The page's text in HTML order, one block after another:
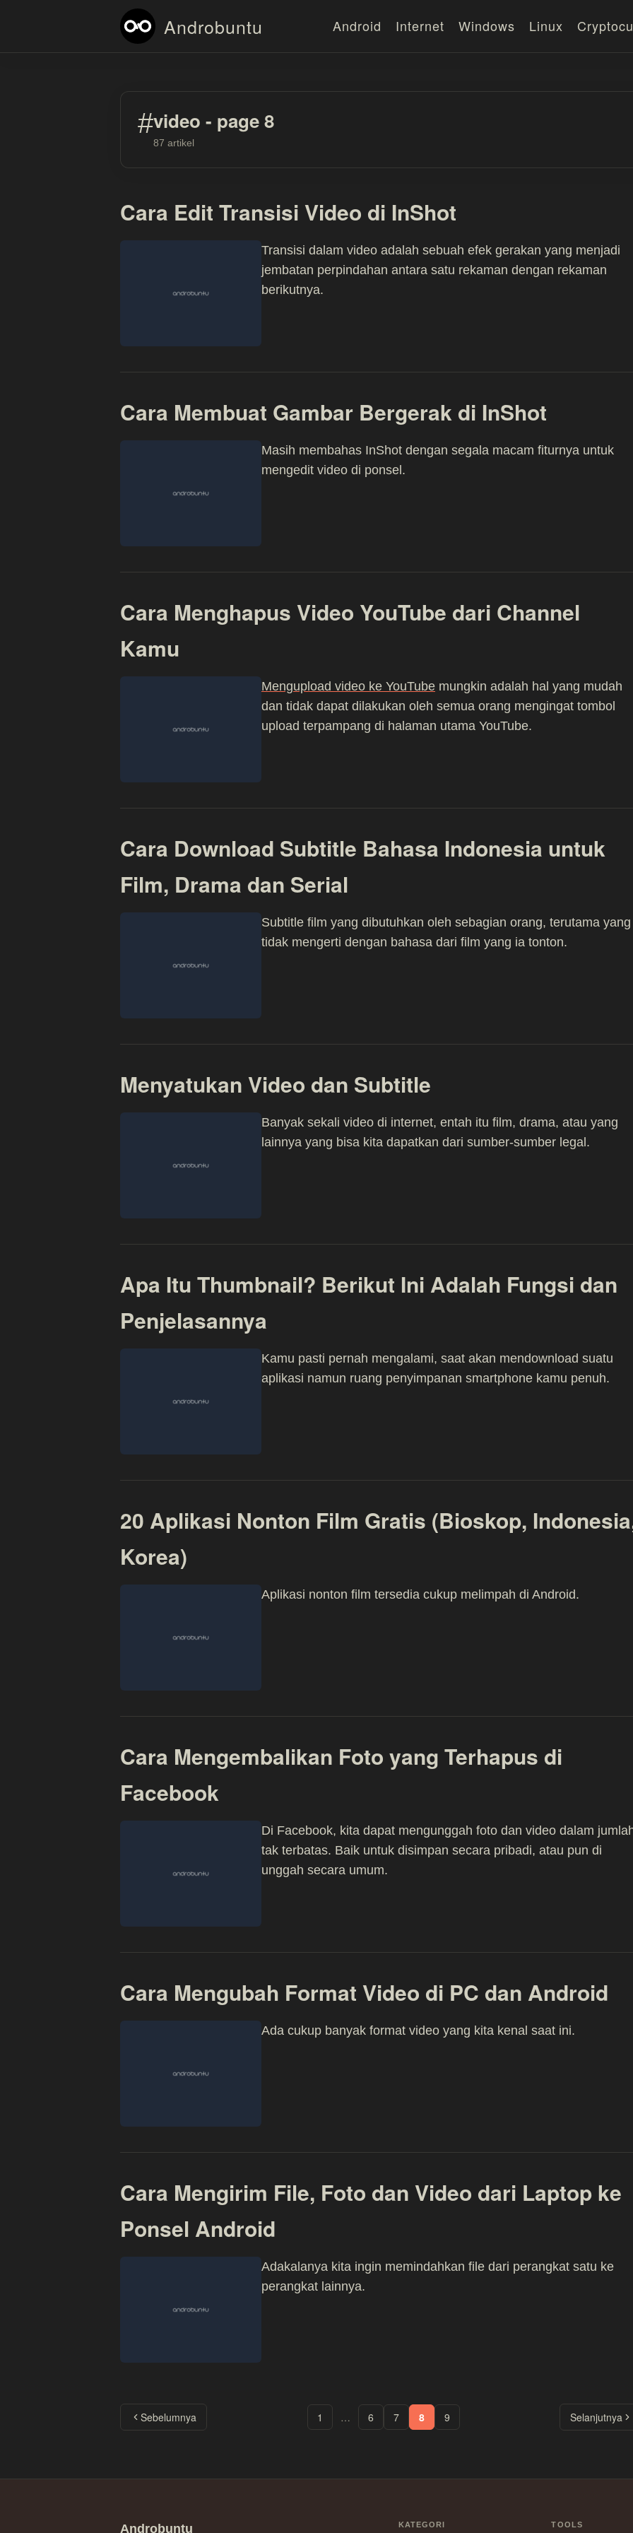
Androbuntu Android Internet Windows Linux
#video - page 8
87 artikel
Cara Edit Transisi Video di InShot
Transisi dalam video adalah sebuah efek gerakan yang menjadi
jembatan perpindahan antara satu rekaman dengan rekaman
berikutnya.
Cara Membuat Gambar Bergerak di InShot
Masih membahas InShot dengan segala macam fiturnya untuk
mengedit video di ponsel.
Cara Menghapus Video YouTube dari Channel
Kamu
Mengupload video ke YouTube mungkin adalah hal yang mudah
dan tidak dapat dilakukan oleh semua orang mengingat tombol
upload terpampang di halaman utama YouTube.
Cara Download Subtitle Bahasa Indonesia untuk
Film, Drama dan Serial
Subtitle film yang dibutuhkan oleh sebagian orang, terutama yang
tidak mengerti dengan bahasa dari film yang ia tonton.
Menyatukan Video dan Subtitle
Banyak sekali video di internet, entah itu film, drama, atau yang
lainnya yang bisa kita dapatkan dari sumber-sumber legal.
Apa Itu Thumbnail? Berikut Ini Adalah Fungsi dan
Penjelasannya
Kamu pasti pernah mengalami, saat akan mendownload suatu
aplikasi namun ruang penyimpanan smartphone kamu penuh.
20 Aplikasi Nonton Film Gratis (Bioskop,
Korea)
Aplikasi nonton film tersedia cukup melimpah di Android.
Cara Mengembalikan Foto yang Terhapus di
Facebook
Di Facebook, kita dapat mengunggah foto dan video dalam
tak terbatas. Baik untuk disimpan secara pribadi, atau pun di
unggah secara umum.
Cara Mengubah Format Video di PC dan Android
Ada cukup banyak format video yang kita kenal saat ini.
Cara Mengirim File, Foto dan Video dari Laptop ke
Ponsel Android
Adakalanya kita ingin memindahkan file dari perangkat satu ke
perangkat lainnya.
Sebelumnya 1 … 6 7 8 9 Selanjutnya
Androbuntu KATEGORI TOOLS